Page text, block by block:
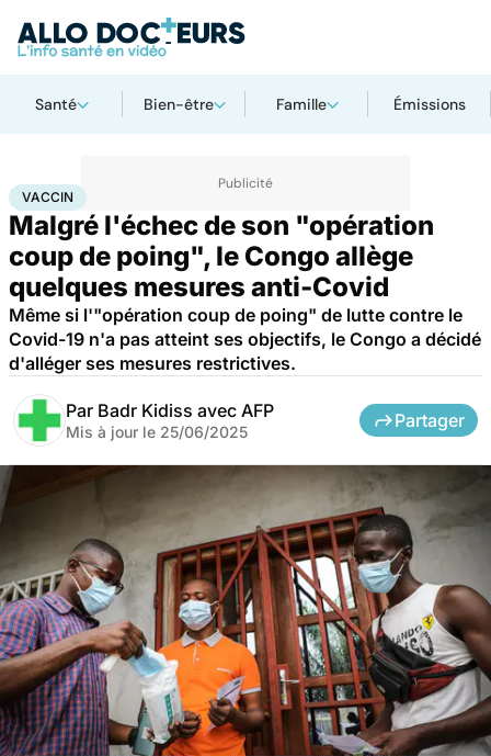
Santé Bien-être Famille Émissions
AccueilSanté Santé publiqueVaccin
VACCIN
Malgré l'échec de son "opération
coup de poing", le Congo allège
quelques mesures anti-Covid
Même si l'"opération coup de poing" de lutte contre le
Covid-19 n'a pas atteint ses objectifs, le Congo a décidé
d'alléger ses mesures restrictives.
Par Badr Kidiss avec AFP
Mis à jour le 25/06/2025
Partager